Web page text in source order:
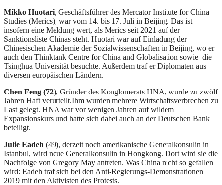
Mikko Huotari, Geschäftsführer des Mercator Institute for China
Studies (Merics), war vom 14. bis 17. Juli in Beijing. Das ist
insofern eine Meldung wert, als Merics seit 2021 auf der
Sanktionsliste Chinas steht. Huotari war auf Einladung der
Chinesischen Akademie der Sozialwissenschaften in Beijing, wo er
auch den Thinktank Centre for China and Globalisation sowie die
Tsinghua Universität besuchte. Außerdem traf er Diplomaten aus
diversen europäischen Ländern.
Chen Feng (72), Gründer des Konglomerats HNA, wurde zu zwölf
Jahren Haft verurteilt.Ihm wurden mehrere Wirtschaftsverbrechen zu
Last gelegt. HNA war vor wenigen Jahren auf wildem
Expansionskurs und hatte sich dabei auch an der Deutschen Bank
beteiligt.
Julie Eadeh (49), derzeit noch amerikanische Generalkonsulin in
Istanbul, wird neue Generalkonsulin in Hongkong. Dort wird sie die
Nachfolge von Gregory May antreten. Was China nicht so gefallen
wird: Eadeh traf sich bei den Anti-Regierungs-Demonstrationen
2019 mit den Aktivisten des Protests.